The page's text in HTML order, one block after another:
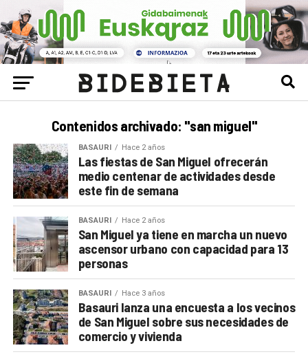
Contenidos archivado: "san miguel"
BASAURI Hace 2 años
Las fiestas de San Miguel ofrecerán
medio centenar de actividades desde
este fin de semana
BASAURI Hace 2 años
San Miguel ya tiene en marcha un nuevo
ascensor urbano con capacidad para 13
personas
BASAURI Hace 3 años
Basauri lanza una encuesta a los vecinos
de San Miguel sobre sus necesidades de
comercio y vivienda